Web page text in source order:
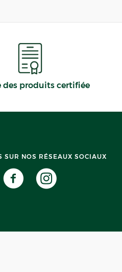
des produits certifiée
SUR NOS RÉSEAUX SOCIAUX